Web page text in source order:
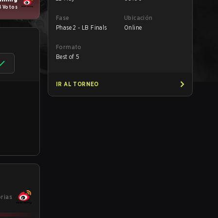
Votos
Fase
Phase 2 - LB Finals
Ubicación
Online
Formato
Best of 5
IR AL TORNEO